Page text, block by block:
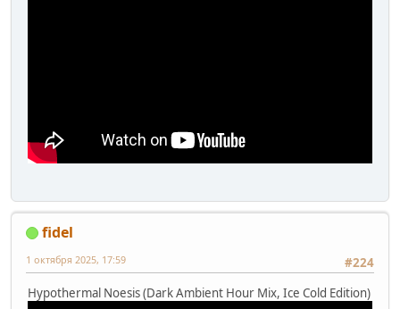
fidel
#224
1 октября 2025, 17:59
Hypothermal Noesis (Dark Ambient Hour Mix, Ice Cold Edition)